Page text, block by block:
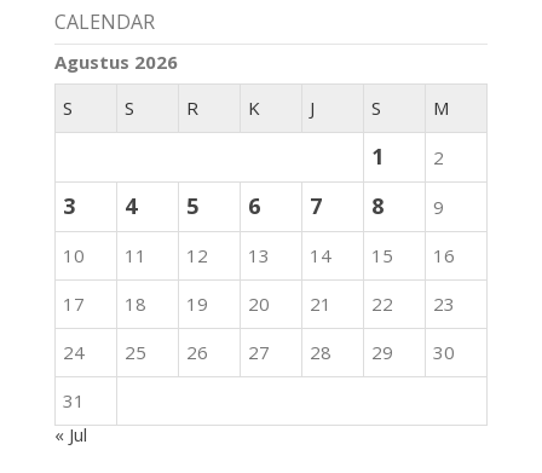
CALENDAR
Agustus 2026
S
S R K J S M
1 2
3 4 5 6 7 8
9
10
11 12 13 14 15
16
17
18 19 20 21 22
23
24
25 26 27 28 29
30
31
« Jul